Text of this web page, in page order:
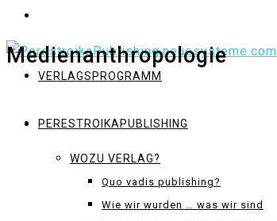
VERLAGSPROGRAMM
PERESTROIKAPUBLISHING
WOZU VERLAG?
Quo vadis publishing?
Wie wir wurden … was wir sind
Medienanthropologie